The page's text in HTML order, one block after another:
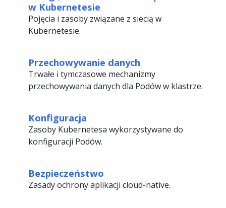
w Kubernetesie
Pojęcia i zasoby związane z siecią w
Kubernetesie.
Przechowywanie danych
Trwałe i tymczasowe mechanizmy
przechowywania danych dla Podów w klastrze.
Konfiguracja
Zasoby Kubernetesa wykorzystywane do
konfiguracji Podów.
Bezpieczeństwo
Zasady ochrony aplikacji cloud-native.